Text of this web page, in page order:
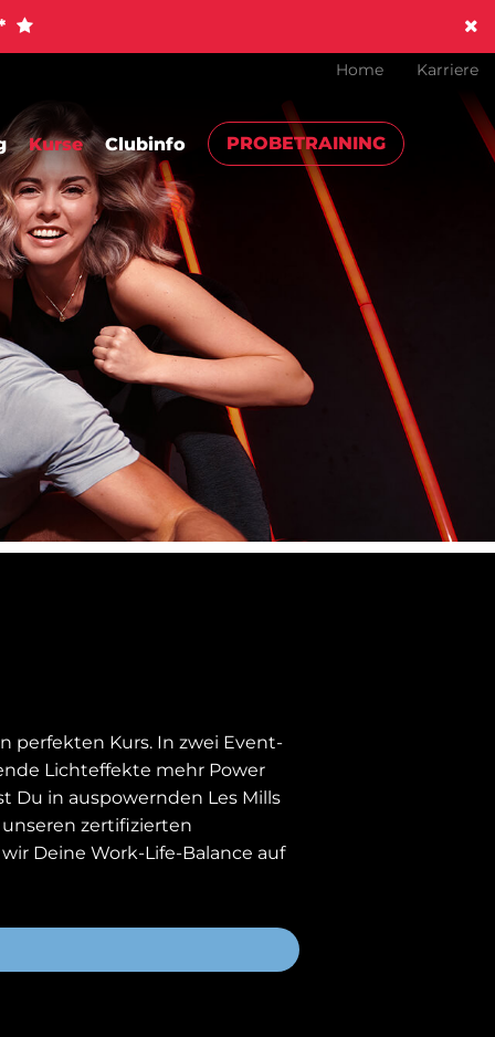
Home Karriere
Kurse Clubinfo PROBETRAINING
perfekten Kurs. In zwei Event-
Lichteffekte mehr Power
Du in auspowernden Les Mills
zertifizierten
Deine Work-Life-Balance auf